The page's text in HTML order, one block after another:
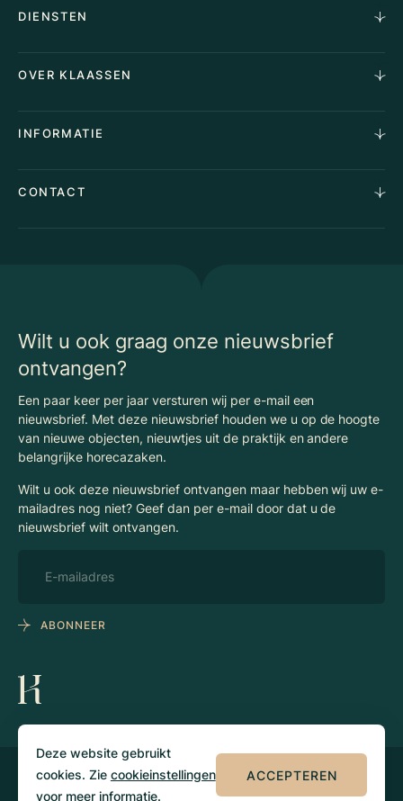
Deze website gebruikt
cookies. Zie cookieinstellingen
voor meer informatie.
ACCEPTEREN
DIENSTEN
Aankoopopdracht
Stille verkoop
Taxaties
Advies
OVER KLAASSEN
Waarom Klaassen
Vacatures
Algemene voorwaarden
INFORMATIE
Vergunningen
CONTACT
Wilt u ook graag onze nieuwsbrief
ontvangen?
Een paar keer per jaar versturen wij per e-mail een
nieuwsbrief. Met deze nieuwsbrief houden we u op de hoogte
van nieuwe objecten, nieuwtjes uit de praktijk en andere
belangrijke horecazaken.
Wilt u ook deze nieuwsbrief ontvangen maar hebben wij uw e-
mailadres nog niet? Geef dan per e-mail door dat u de
nieuwsbrief wilt ontvangen.
ABONNEER
© 2026 Klaassen
Horecamakelaars
Privacy
Algemene
voorwaarden